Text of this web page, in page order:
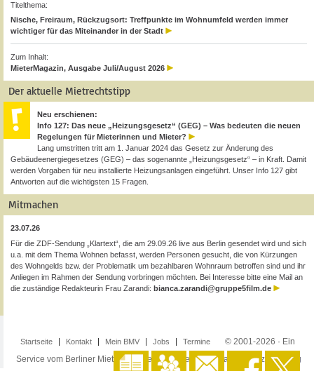
Titelthema:
Nische, Freiraum, Rückzugsort: Treffpunkte im Wohnumfeld werden immer
wichtiger für das Miteinander in der Stadt
Zum Inhalt:
MieterMagazin, Ausgabe Juli/August 2026
Der aktuelle Mietrechtstipp
Neu erschienen:
Info 127: Das neue „Heizungsgesetz“ (GEG) – Was bedeuten die neuen
Regelungen für Mieterinnen und Mieter?
Lang umstritten tritt am 1. Januar 2024 das Gesetz zur Änderung des
Gebäudeenergiegesetzes (GEG) – das sogenannte „Heizungsgesetz“ – in Kraft. Damit
werden Vorgaben für neu installierte Heizungsanlagen eingeführt. Unser Info 127 gibt
Antworten auf die wichtigsten 15 Fragen.
Mitmachen
23.07.26
Für die ZDF-Sendung „Klartext“, die am 29.09.26 live aus Berlin gesendet wird und sich
u.a. mit dem Thema Wohnen befasst, werden Personen gesucht, die von Kürzungen
des Wohngelds bzw. der Problematik um bezahlbaren Wohnraum betroffen sind und ihr
Anliegen im Rahmen der Sendung vorbringen möchten. Bei Interesse bitte eine Mail an
die zuständige Redakteurin Frau Zarandi: bianca.zarandi@gruppe5film.de
Startseite Kontakt Mein BMV Jobs Termine
© 2001-2026 · Ein
Service vom Berliner Mieterverein e.V. ·Impressum·Datenschutzerklärung